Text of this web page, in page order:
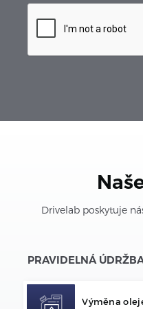
Drivelab poskytuje
PRAVIDELNÁ
Výměna